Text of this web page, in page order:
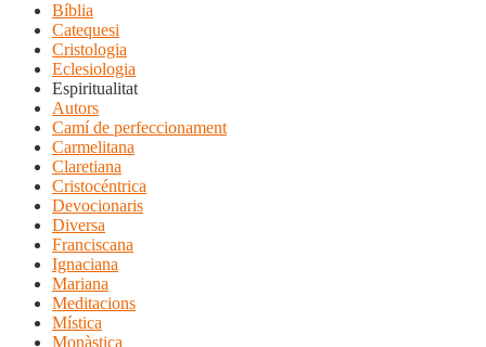
Bíblia
Catequesi
Cristologia
Eclesiologia
Espiritualitat
Autors
Camí de perfeccionament
Carmelitana
Claretiana
Cristocéntrica
Devocionaris
Diversa
Franciscana
Ignaciana
Mariana
Meditacions
Mística
Monàstica